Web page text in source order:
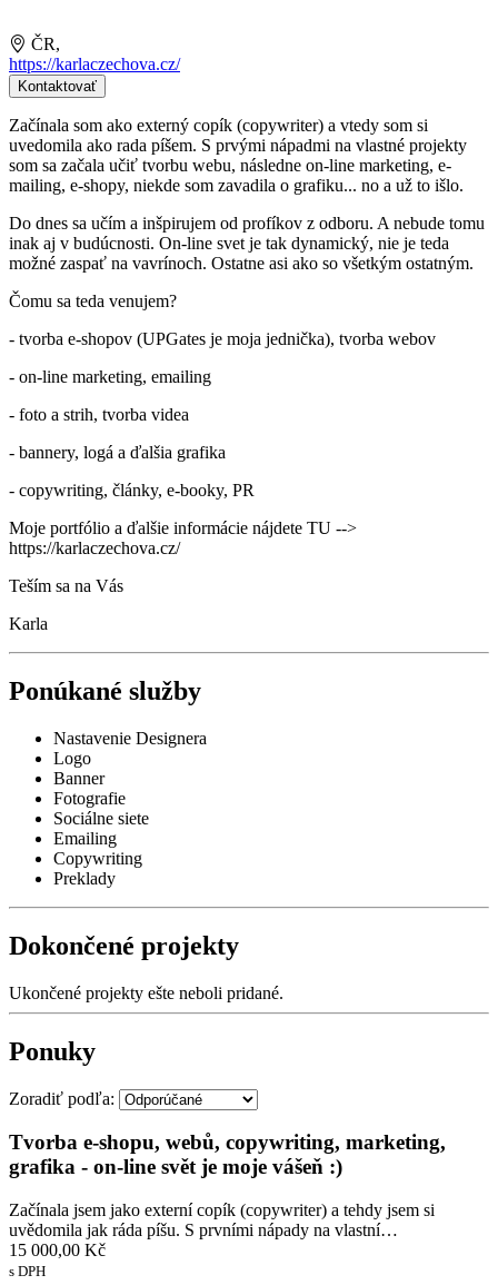
ČR,
https://karlaczechova.cz/
Kontaktovať
Začínala som ako externý copík (copywriter) a vtedy som si
uvedomila ako rada píšem. S prvými nápadmi na vlastné projekty
som sa začala učiť tvorbu webu, následne on-line marketing, e-
mailing, e-shopy, niekde som zavadila o grafiku... no a už to išlo.
Do dnes sa učím a inšpirujem od profíkov z odboru. A nebude tomu
inak aj v budúcnosti. On-line svet je tak dynamický, nie je teda
možné zaspať na vavrínoch. Ostatne asi ako so všetkým ostatným.
Čomu sa teda venujem?
- tvorba e-shopov (UPGates je moja jednička), tvorba webov
- on-line marketing, emailing
- foto a strih, tvorba videa
- bannery, logá a ďalšia grafika
- copywriting, články, e-booky, PR
Moje portfólio a ďalšie informácie nájdete TU -->
https://karlaczechova.cz/
Teším sa na Vás
Karla
Ponúkané služby
Nastavenie Designera
Logo
Banner
Fotografie
Sociálne siete
Emailing
Copywriting
Preklady
Dokončené projekty
Ukončené projekty ešte neboli pridané.
Ponuky
Zoradiť podľa:
Tvorba e-shopu, webů, copywriting, marketing,
grafika - on-line svět je moje vášeň :)
Začínala jsem jako externí copík (copywriter) a tehdy jsem si
uvědomila jak ráda píšu. S prvními nápady na vlastní…
15 000,00 Kč
s DPH